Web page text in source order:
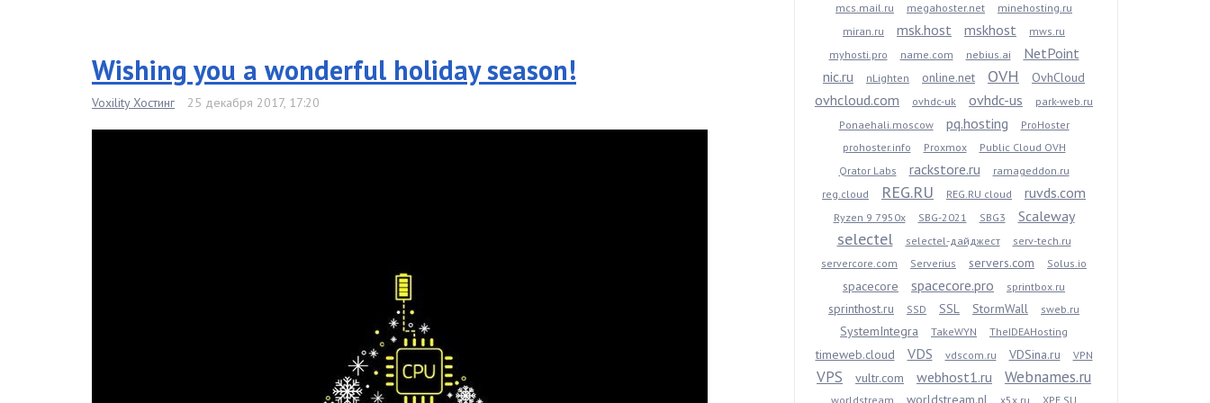
Wishing you a wonderful holiday season!
Voxility Хостинг 25 декабря 2017, 17:20
mcs.mail.ru megahoster.net
minehosting.ru
miran.ru
msk.host mskhost
mws.ru
myhosti.pro
name.com nebius.ai
NetPoint
nic.ru
nLighten online.net OVH OvhCloud
ovhcloud.com ovhdc-uk ovhdc-us
park-web.ru
Ponaehali.moscow
pq.hosting
ProHoster
prohoster.info
Proxmox
Public Cloud OVH
Qrator Labs
rackstore.ru
ramageddon.ru
reg.cloud
REG.RU REG.RU cloud ruvds.com
Ryzen 9 7950x SBG-2021 SBG3 Scaleway
selectel selectel-дайджест
serv-tech.ru
servercore.com
Serverius servers.com Solus.io
spacecore spacecore.pro sprintbox.ru
sprinthost.ru SSD SSL StormWall sweb.ru
SystemIntegra TakeWYN TheIDEAHosting
timeweb.cloud VDS vdscom.ru VDSina.ru VPN
VPS vultr.com webhost1.ru Webnames.ru
worldstream worldstream.nl x5x.ru XPE.SU